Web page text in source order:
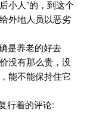
小人”的，到这个
外地人员以恶劣
是养老的好去
没有那么贵，没
能不能保持住它
行着的评论: